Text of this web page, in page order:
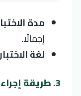
مدة
إجمالًا.
لغة
3. طريقة إجراء الاختبار